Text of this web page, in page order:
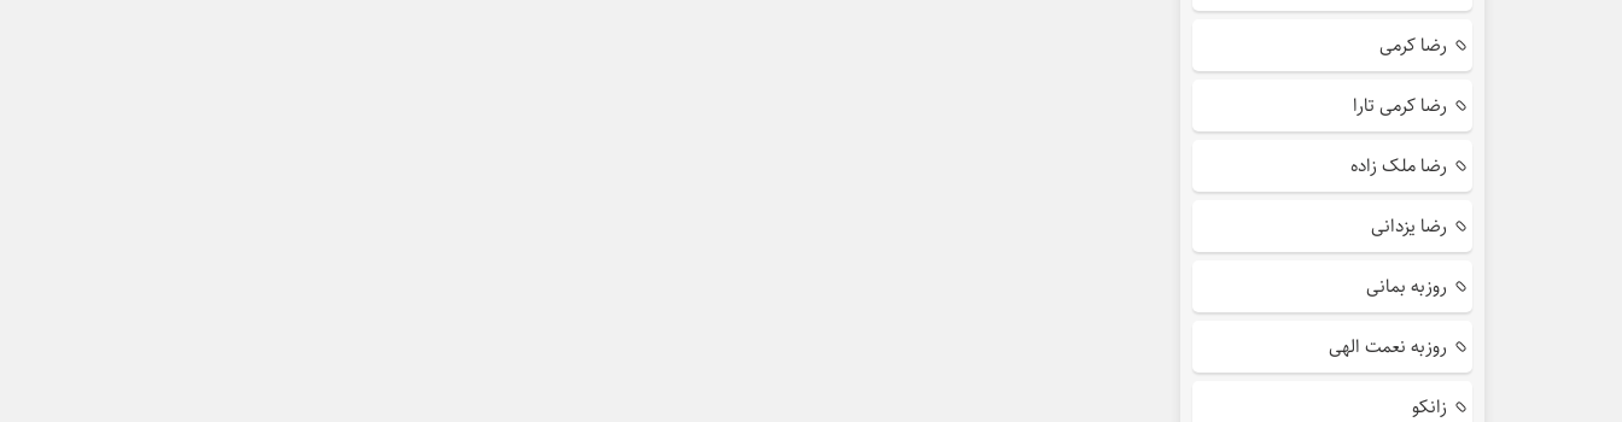
رضا کرمی
رضا کرمی تارا
رضا ملک زاده
رضا یزدانی
روزبه بمانی
روزبه نعمت الهی
زانکو